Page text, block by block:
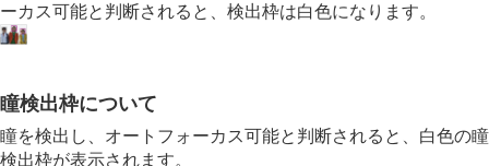
インターバル撮影機能
シャッターの設定
フラッシュを使う
ーカス可能と判断されると、検出枠は白色になります。
瞳検出枠について
瞳を検出し、オートフォーカス可能と判断されると、白色の瞳
検出枠が表示されます。